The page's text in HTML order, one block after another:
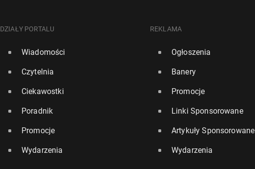
DZIAŁY PORTALU
Wiadomości
Czytelnia
Ciekawostki
Poradnik
Promocje
Wydarzenia
REKLAMA
Ogłoszenia
Banery
Promocje
Linki Sponsorowane
Artykuły Sponsorowane
Wydarzenia